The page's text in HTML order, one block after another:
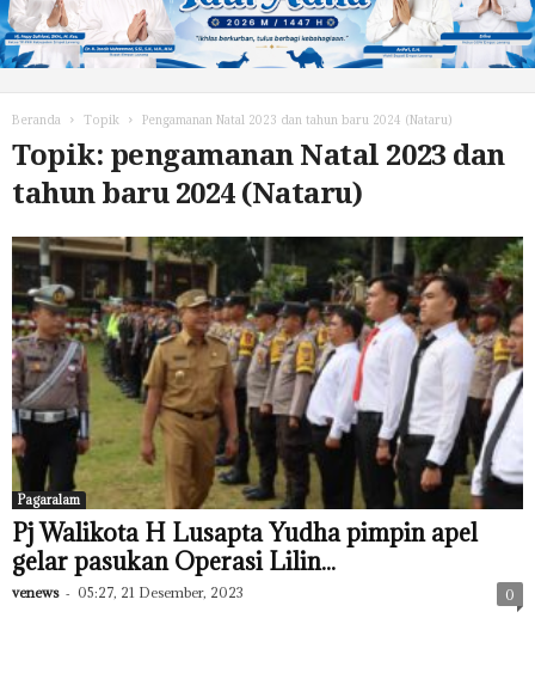
Beranda Topik Pengamanan Natal 2023 dan tahun baru 2024 (Nataru)
Topik: pengamanan Natal 2023 dan
tahun baru 2024 (Nataru)
Pagaralam
Pj Walikota H Lusapta Yudha pimpin apel
gelar pasukan Operasi Lilin...
venews - 05:27, 21 Desember, 2023 0